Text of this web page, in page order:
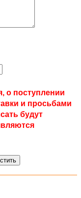
о поступлении
и просьбами
будут